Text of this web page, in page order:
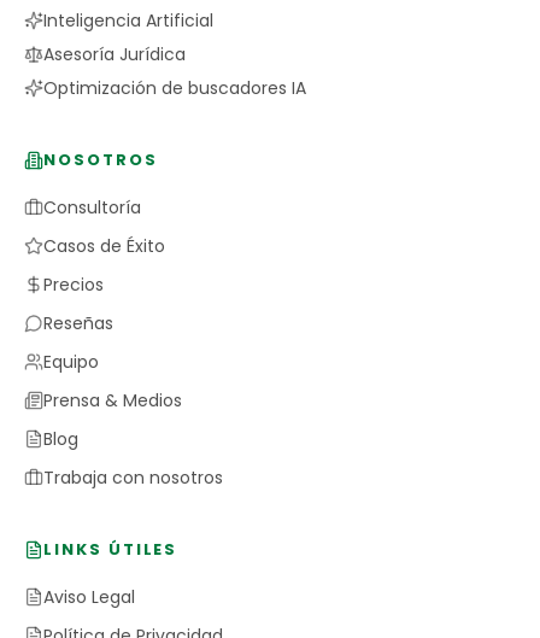
Inteligencia Artificial
Asesoría Jurídica
Optimización de buscadores IA
NOSOTROS
Consultoría
Casos de Éxito
Precios
Reseñas
Equipo
Prensa & Medios
Blog
Trabaja con nosotros
LINKS ÚTILES
Aviso Legal